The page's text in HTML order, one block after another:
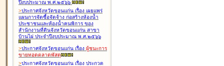
ปีงบประมาณ พ.ศ.๒๕๖๖
>ประกาศจังหวัดขอนแก่น เรื่อง เผยแพร่
แผนการจัดซื้อจัดจ้าง ก่อสร้างห้องน้ำ
ประชาชนและห้องน้ำคนพิการ ของ
สำนักงานที่ดินจังหวัดขอนแก่น สาขา
บ้านไผ่ ประจำปีงบประมาณ พ.ศ.๒๕๖๖
>ประกาศจังหวัดขอนแก่น เรื่อง ผู้ชนะการ
ขายทอดตลาดพัสดุ
>ประกาศจังหวัดขอนแก่น เรื่อง ประกวด